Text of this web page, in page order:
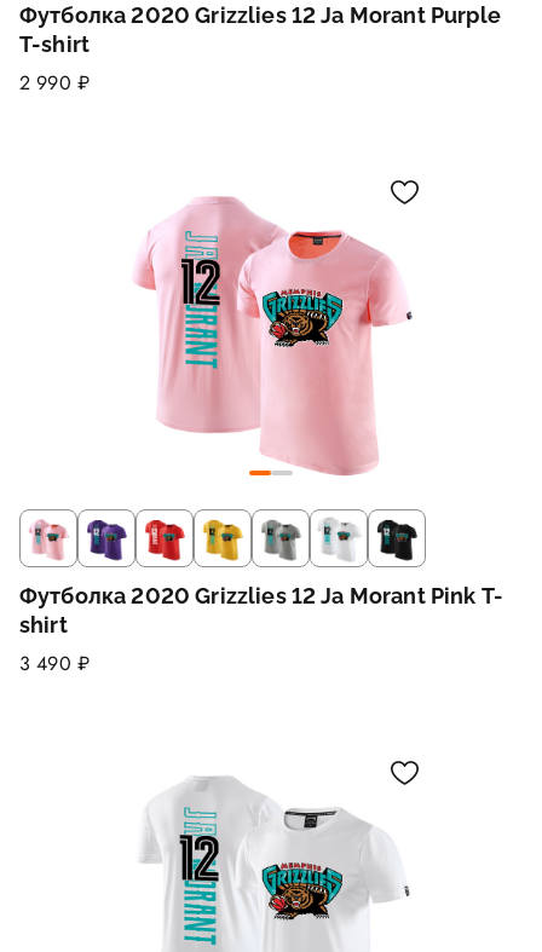
Футболка 2020 Grizzlies 12 Ja Morant Purple
T-shirt
2 990 ₽
Футболка 2020 Grizzlies 12 Ja Morant Pink T-
shirt
3 490 ₽